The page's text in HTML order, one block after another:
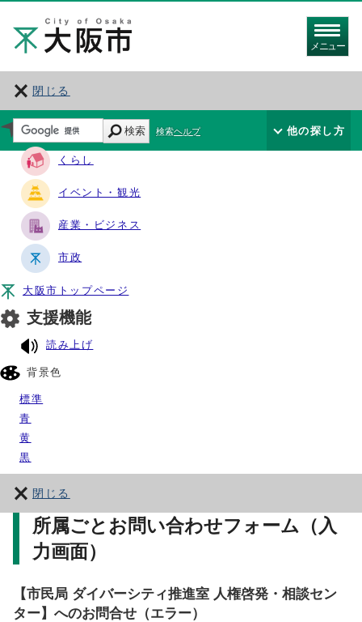
メニュー
閉じる
サイト・ナビ
くらし
イベント・観光
産業・ビジネス
市政
大阪市トップページ
支援機能
読み上げ
背景色
標準
青
黄
黒
閉じる
検索 検索ヘルプ 他の探し方
所属ごとお問い合わせフォーム（入
力画面）
【市民局 ダイバーシティ推進室 人権啓発・相談セン
ター】へのお問合せ（エラー）